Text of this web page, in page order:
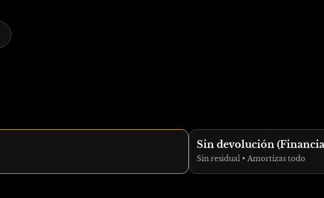
Sin devolución
Sin residual • Amortizas todo